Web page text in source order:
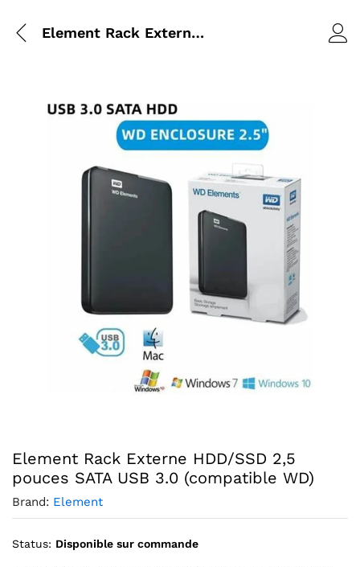
Element Rack Externe HDD/SSD 2,5 pouces SATA USB 3.0 (compatible WD)
Element Rack Externe HDD/SSD 2,5
pouces SATA USB 3.0 (compatible WD)
Brand: Element
Status: Disponible sur commande